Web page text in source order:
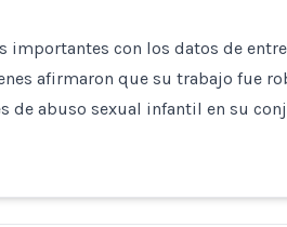
importantes con los datos de
afirmaron que su trabajo fue
de abuso sexual infantil en su